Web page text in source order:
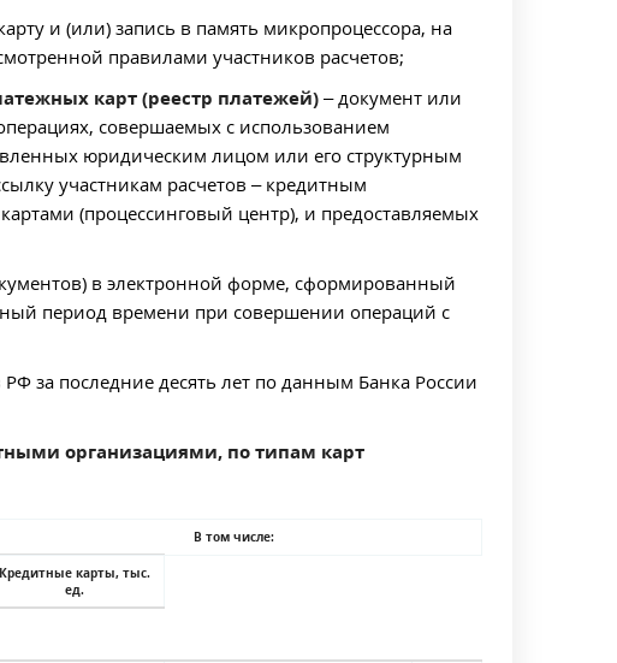
и (или) запись в память микропроцессора, на
правилами участников расчетов;
карт (реестр платежей)– документ или
совершаемых с использованием
юридическим лицом или его структурным
участникам расчетов – кредитным
(процессинговый центр), и предоставляемых
в электронной форме, сформированный
период времени при совершении операций с
за последние десять лет по данным Банка России
организациями, по типам карт
В том числе:
Кредитные карты, тыс.
ед.